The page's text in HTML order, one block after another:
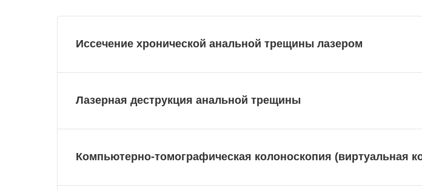
Иссечение хронической анальной трещины лазером
Лазерная деструкция анальной трещины
Компьютерно-томографическая колоноскопия (виртуальная